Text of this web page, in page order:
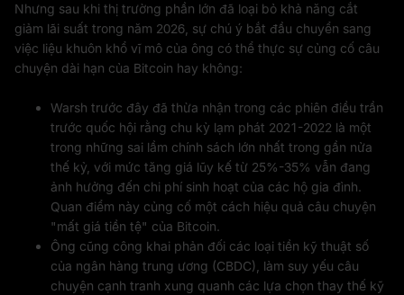
Nhưng sau khi thị trường phần lớn đã loại bỏ khả năng cắt
giảm lãi suất trong năm 2026, sự chú ý bắt đầu chuyển sang
việc liệu khuôn khổ vĩ mô của ông có thể thực sự củng cố câu
chuyện dài hạn của Bitcoin hay không:
Warsh trước đây đã thừa nhận trong các phiên điều trần
trước quốc hội rằng chu kỳ lạm phát 2021-2022 là một
trong những sai lầm chính sách lớn nhất trong gần nửa
thế kỷ, với mức tăng giá lũy kế từ 25%-35% vẫn đang
ảnh hưởng đến chi phí sinh hoạt của các hộ gia đình.
Quan điểm này củng cố một cách hiệu quả câu chuyện
"mất giá tiền tệ" của Bitcoin.
Ông cũng công khai phản đối các loại tiền kỹ thuật số
của ngân hàng trung ương (CBDC), làm suy yếu câu
chuyện cạnh tranh xung quanh các lựa chọn thay thế kỹ